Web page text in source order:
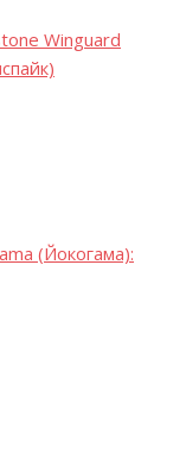
Winguard
(Йокогама):